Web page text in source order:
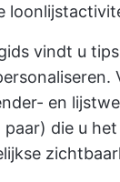
vindt u
en
paar) die u